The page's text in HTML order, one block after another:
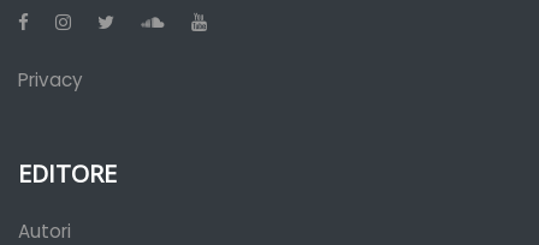
Privacy
EDITORE
Autori